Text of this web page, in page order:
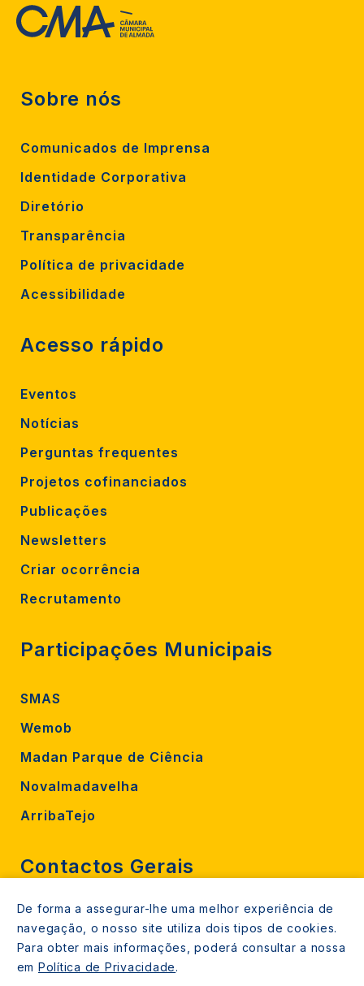
Sobre nós
Comunicados de Imprensa
Identidade Corporativa
Diretório
Transparência
Política de privacidade
Acessibilidade
Acesso rápido
Eventos
Notícias
Perguntas frequentes
Projetos cofinanciados
Publicações
Newsletters
Criar ocorrência
Recrutamento
Participações Municipais
SMAS
Wemob
Madan Parque de Ciência
Novalmadavelha
ArribaTejo
Contactos Gerais
212 724 000
800206770 (gratuito rede fixa)
Contacte-nos
De forma a assegurar-lhe uma melhor experiência de
navegação, o nosso site utiliza dois tipos de cookies.
Para obter mais informações, poderá consultar a nossa
em Política de Privacidade.